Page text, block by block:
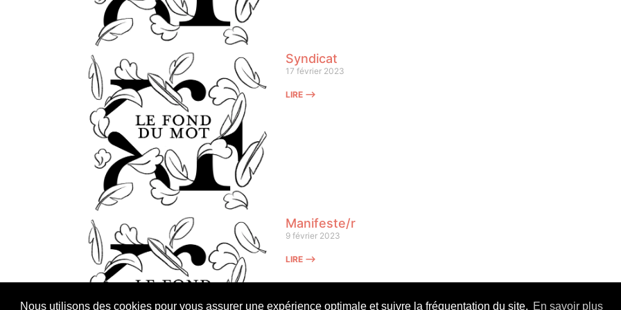
Nous utilisons des cookies pour vous assurer une expérience optimale et suivre la fréquentation du site. En savoir plus
Syndicat
17 février 2023
LIRE ⟶
Manifeste/r
9 février 2023
LIRE ⟶